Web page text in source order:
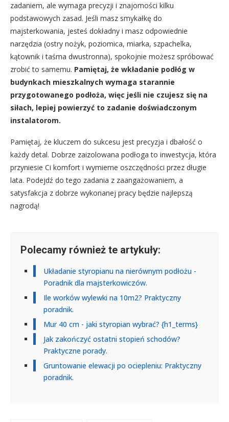
zadaniem, ale wymaga precyzji i znajomości kilku
podstawowych zasad. Jeśli masz smykałkę do
majsterkowania, jesteś dokładny i masz odpowiednie
narzędzia (ostry nożyk, poziomica, miarka, szpachelka,
kątownik i taśma dwustronna), spokojnie możesz spróbować
zrobić to samemu. Pamiętaj, że wkładanie podłóg w
budynkach mieszkalnych wymaga starannie
przygotowanego podłoża, więc jeśli nie czujesz się na
siłach, lepiej powierzyć to zadanie doświadczonym
instalatorom.
Pamiętaj, że kluczem do sukcesu jest precyzja i dbałość o
każdy detal. Dobrze zaizolowana podłoga to inwestycja, która
przyniesie Ci komfort i wymierne oszczędności przez długie
lata. Podejdź do tego zadania z zaangażowaniem, a
satysfakcja z dobrze wykonanej pracy będzie najlepszą
nagrodą!
Polecamy również te artykuły:
Układanie styropianu na nierównym podłożu -
Poradnik dla majsterkowiczów.
Ile worków wylewki na 10m2? Praktyczny
poradnik.
Mur 40 cm - jaki styropian wybrać? {h1_terms}
Jak zakończyć ostatni stopień schodów?
Praktyczne porady.
Gruntowanie elewacji po ociepleniu: Praktyczny
poradnik.